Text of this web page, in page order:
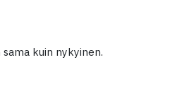
kuin nykyinen.